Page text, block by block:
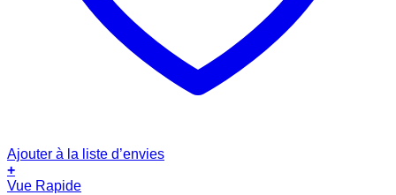
Ajouter à la liste d’envies
+
Vue Rapide